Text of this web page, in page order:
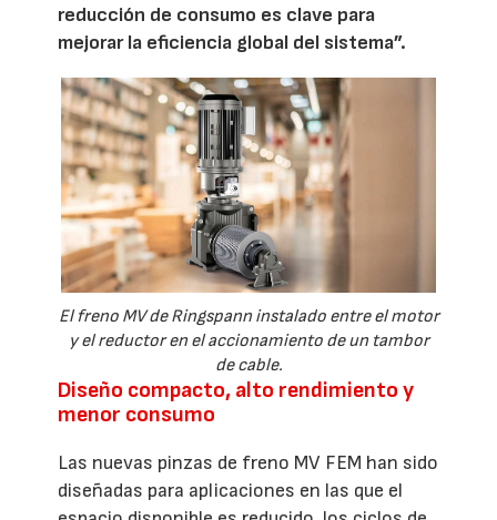
reducción de consumo es clave para
mejorar la eficiencia global del sistema”.
El freno MV de Ringspann instalado entre el motor
y el reductor en el accionamiento de un tambor
de cable.
Diseño compacto, alto rendimiento y
menor consumo
Las nuevas pinzas de freno MV FEM han sido
diseñadas para aplicaciones en las que el